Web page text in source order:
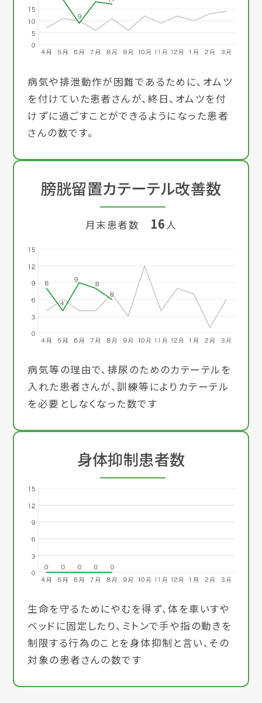
病気や排泄動作が困難であるために、オムツ
を付けていた患者さんが、終日、オムツを付
けずに過ごすことができるようになった患者
さんの数です。
膀胱留置カテーテル改善数
月末患者数 16人
病気等の理由で、排尿のためのカテーテルを
入れた患者さんが、訓練等によりカテーテル
を必要としなくなった数です
身体抑制患者数
生命を守るためにやむを得ず、体を車いすや
ベッドに固定したり、ミトンで手や指の動きを
制限する行為のことを身体抑制と言い、その
対象の患者さんの数です